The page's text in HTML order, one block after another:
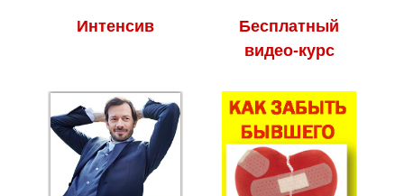
Интенсив
Бесплатный
видео-курс